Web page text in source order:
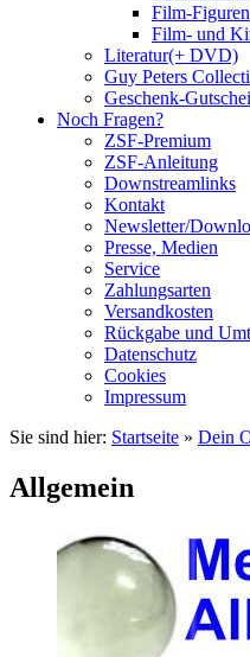
Film-Figuren
Film- und
Literatur(+ DVD)
Guy Peters
Geschenk-
Noch Fragen?
ZSF-Premium
ZSF-Anleitung
Downstreamlinks
Kontakt
Newsletter/
Presse, Medien
Service
Zahlungsarten
Versandkosten
Rückgabe und
Datenschutz
Cookies
Impressum
Sie sind hier: Startseite » Dein
Allgemein